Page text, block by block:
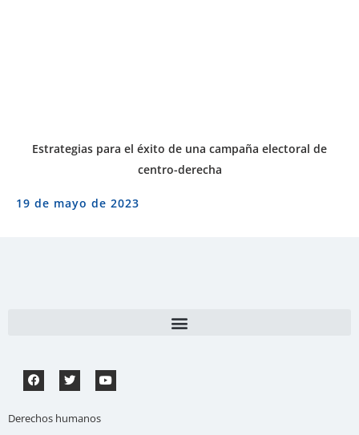
Estrategias para el éxito de una campaña electoral de
centro-derecha
19 de mayo de 2023
Derechos humanos